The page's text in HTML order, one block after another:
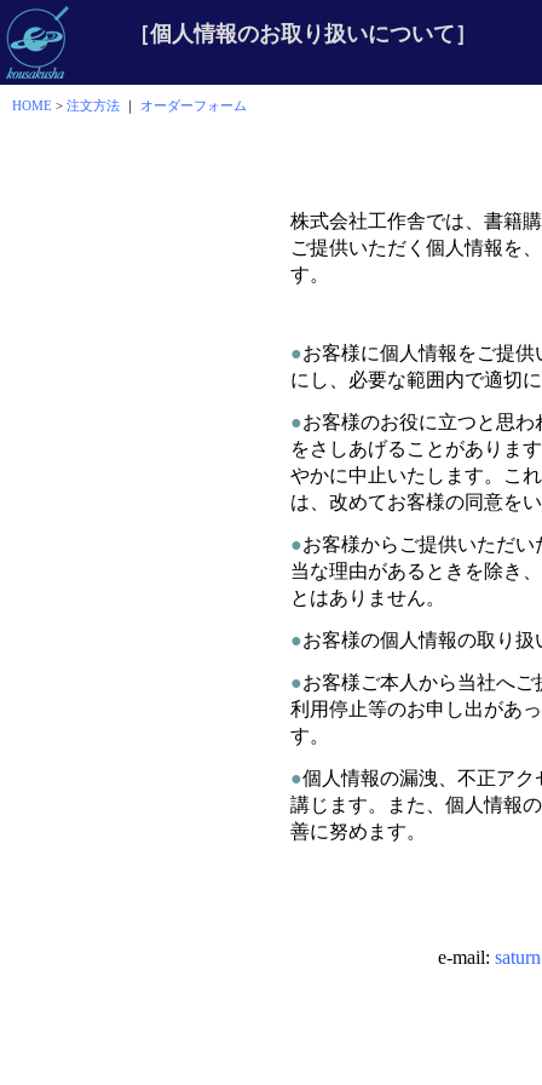
［個人情報のお取り扱いについて］
HOME > 注文方法 ｜ オーダーフォーム
株式会社工作舎では、書籍
ご提供いただく個人情報を
す。
●お客様に個人情報をご提
にし、必要な範囲内で適切
●お客様のお役に立つと思
をさしあげることがありま
やかに中止いたします。こ
は、改めてお客様の同意を
●お客様からご提供いただ
当な理由があるときを除き
とはありません。
●お客様の個人情報の取り
●お客様ご本人から当社へ
利用停止等のお申し出があ
す。
●個人情報の漏洩、不正ア
講じます。また、個人情報
善に努めます。
e-mail: